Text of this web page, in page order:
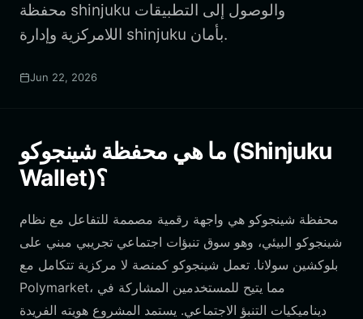
Español
Português (Brasil)
محفظة shinjuku والوصول إلى التطبيقات
اللامركزية وإدارة shinjuku بأمان.
Jun 22, 2026
ما هي محفظة شينجوكو (Shinjuku
Wallet)؟
محفظة شينجوكو هي واجهة رقمية مصممة للتفاعل مع نظام
شينجوكو البيئي، وهو سوق تنبؤات اجتماعي تجريبي مبني على
بلوكشين سولانا. تعمل شينجوكو كمنصة لا مركزية تتكامل مع
Polymarket، مما يتيح للمستخدمين المشاركة في
ديناميكيات التنبؤ الاجتماعي. يستمد المشروع هويته الفريدة